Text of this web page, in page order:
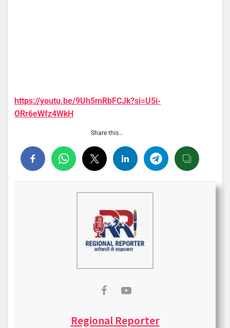
https://youtu.be/9Uh5mRbFCJk?si=U5i-
ORr6eWfz4WkH
Share this…
Regional Reporter